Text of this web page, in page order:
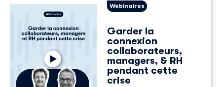
Webinaires
Garder la
connexion
collaborateurs,
managers, & RH
pendant cette
crise